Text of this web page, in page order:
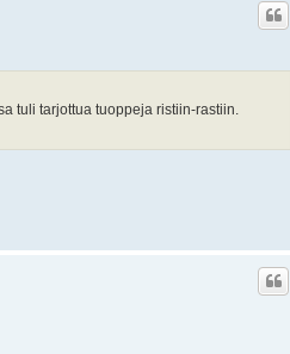
tuli tarjottua tuoppeja ristiin-rastiin.